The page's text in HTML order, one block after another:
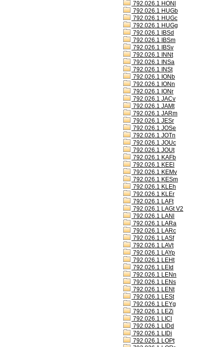
792.026.1 HONl
792.026.1 HUGb
792.026.1 HUGc
792.026.1 HUGg
792.026.1 IBSd
792.026.1 IBSm
792.026.1 IBSv
792.026.1 INNt
792.026.1 INSa
792.026.1 INSt
792.026.1 IONb
792.026.1 IONn
792.026.1 IONr
792.026.1 JACv
792.026.1 JAMt
792.026.1 JARm
792.026.1 JESr
792.026.1 JOSe
792.026.1 JOTn
792.026.1 JOUc
792.026.1 JOUt
792.026.1 KAFb
792.026.1 KEEl
792.026.1 KEMv
792.026.1 KESm
792.026.1 KLEh
792.026.1 KLEr
792.026.1 LAFt
792.026.1 LAGt V2
792.026.1 LANl
792.026.1 LARa
792.026.1 LARc
792.026.1 LASf
792.026.1 LAVt
792.026.1 LAYp
792.026.1 LEHt
792.026.1 LEId
792.026.1 LENn
792.026.1 LENs
792.026.1 LENt
792.026.1 LESt
792.026.1 LEYg
792.026.1 LEZi
792.026.1 LICl
792.026.1 LIDd
792.026.1 LIDi
792.026.1 LOPt